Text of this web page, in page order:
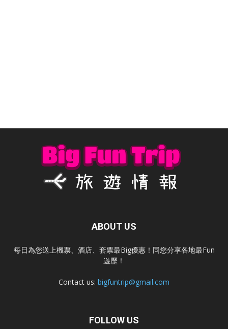
ABOUT US
每日為您送上機票、酒店、套票最Big優惠！同您分享各地最Fun
遊歷！
Contact us: bigfuntrip@gmail.com
FOLLOW US